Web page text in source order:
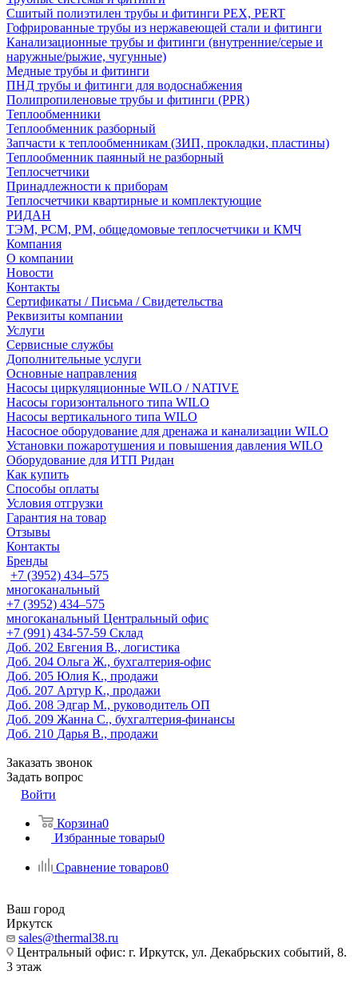
Сшитый полиэтилен трубы и фитинги PEX, PERT
Гофрированные трубы из нержавеющей стали и фитинги
Канализационные трубы и фитинги (внутренние/серые и
наружные/рыжие, чугунные)
Медные трубы и фитинги
ПНД трубы и фитинги для водоснабжения
Полипропиленовые трубы и фитинги (PPR)
Теплообменники
Теплообменник разборный
Запчасти к теплообменникам (ЗИП, прокладки, пластины)
Теплообменник паянный не разборный
Теплосчетчики
Принадлежности к приборам
Теплосчетчики квартирные и комплектующие
РИДАН
ТЭМ, РСМ, РМ, общедомовые теплосчетчики и КМЧ
Компания
О компании
Новости
Контакты
Сертификаты / Письма / Свидетельства
Реквизиты компании
Услуги
Сервисные службы
Дополнительные услуги
Основные направления
Насосы циркуляционные WILO / NATIVE
Насосы горизонтального типа WILO
Насосы вертикального типа WILO
Насосное оборудование для дренажа и канализации WILO
Установки пожаротушения и повышения давления WILO
Оборудование для ИТП Ридан
Как купить
Способы оплаты
Условия отгрузки
Гарантия на товар
Отзывы
Контакты
Бренды
+7 (3952) 434‒575
многоканальный
+7 (3952) 434‒575
многоканальный Центральный офис
‎+7 (991) 434-57-59 Склад
Доб. 202 Евгения В., логистика
Доб. 204 Ольга Ж., бухгалтерия-офис
Доб. 205 Юлия К., продажи
Доб. 207 Артур К., продажи
Доб. 208 Эдгар М., руководитель ОП
Доб. 209 Жанна С., бухгалтерия-финансы
Доб. 210 Дарья В., продажи
Заказать звонок
Задать вопрос
Войти
Корзина0
Избранные товары0
Сравнение товаров0
Ваш город
Иркутск
sales@thermal38.ru
Центральный офис: г. Иркутск, ул. Декабрьских событий, 8.
3 этаж